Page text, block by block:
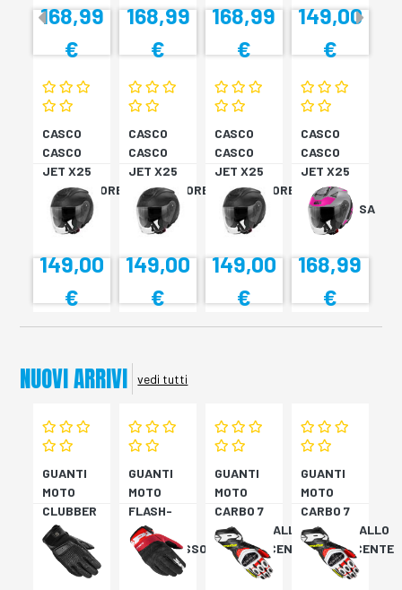
168,99
€
168,99
€
168,99
€
149,00
€
CASCO
CASCO
JET X25
MONOCOLORE
NERO XS
149,00
€
CASCO
CASCO
JET X25
MONOCOLORE
NERO XS
149,00
€
CASCO
CASCO
JET X25
MONOCOLORE
NERO XS
149,00
€
CASCO
CASCO
JET X25
TARGET
TITAN/ROSA
XS
168,99
€
NUOVI ARRIVI vedi tutti
GUANTI
MOTO
CLUBBER
GLOVE
NERO
GUANTI
MOTO
FLASH-
KP
NERO/ROSSO
GUANTI
MOTO
CARBO 7
ROSSO/GIALLO
FLUORESCENTE
GUANTI
MOTO
CARBO 7
ROSSO/GIALLO
FLUORESCENTE